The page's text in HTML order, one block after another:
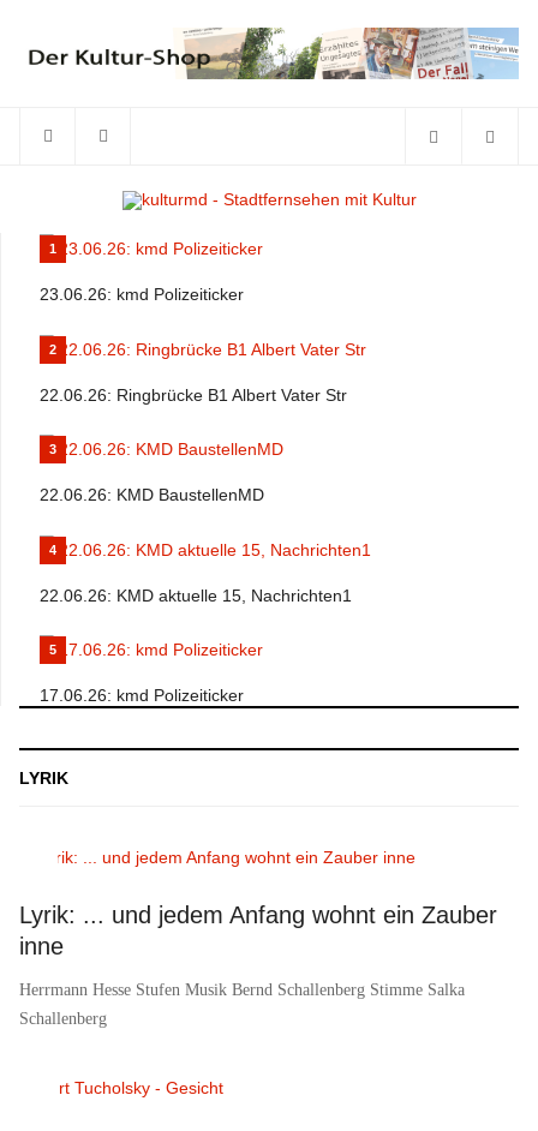
1
23.06.26: kmd Polizeiticker
2
22.06.26: Ringbrücke B1 Albert Vater Str
3
22.06.26: KMD BaustellenMD
4
22.06.26: KMD aktuelle 15, Nachrichten1
5
17.06.26: kmd Polizeiticker
LYRIK
Lyrik: ... und jedem Anfang wohnt ein Zauber
inne
Herrmann Hesse Stufen Musik Bernd Schallenberg Stimme Salka
Schallenberg